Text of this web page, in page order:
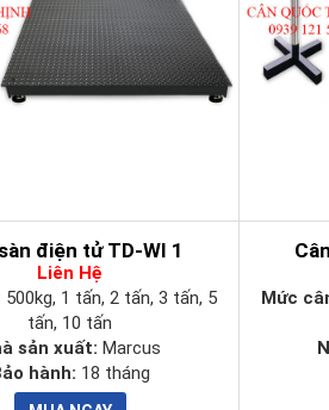
điện tử TD-WI 1
Liên Hệ
500kg, 1 tấn, 2 tấn, 3 tấn, 5
tấn, 10 tấn
sản xuất: Marcus
hành: 18 tháng
Mức